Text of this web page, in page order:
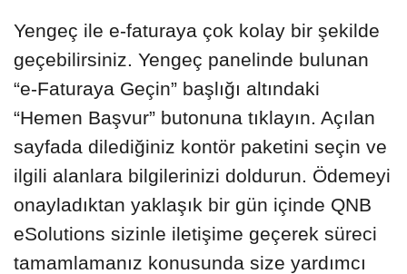
Yengeç ile e-faturaya çok kolay bir şekilde
geçebilirsiniz. Yengeç panelinde bulunan
“e-Faturaya Geçin” başlığı altındaki
“Hemen Başvur” butonuna tıklayın. Açılan
sayfada dilediğiniz kontör paketini seçin ve
ilgili alanlara bilgilerinizi doldurun. Ödemeyi
onayladıktan yaklaşık bir gün içinde QNB
eSolutions sizinle iletişime geçerek süreci
tamamlamanız konusunda size yardımcı